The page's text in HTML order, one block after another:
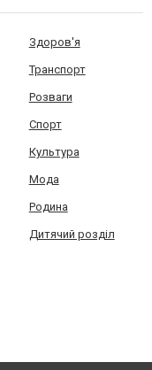
Здоров'я
Транспорт
Розваги
Спорт
Культура
Мода
Родина
Дитячий розділ